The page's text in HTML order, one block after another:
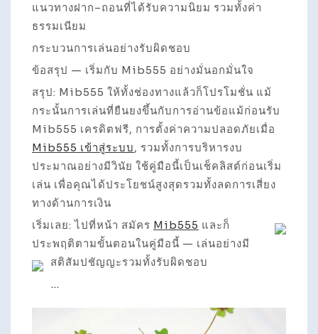
แนวทางฝาก–ถอนที่ได้รับความนิยม รวมทั้งค่า
ธรรมเนียม
กระบวนการเล่นอย่างรับผิดชอบ
ข้อสรุป — เริ่มกับ Mib555 อย่างมั่นอกมั่นใจ
สรุป: Mib555 ให้ทั้งช่องทางแล้วก็โปรโมชั่น แม้
กระนั้นการเล่นที่ยืนยงขึ้นกับการอ่านข้อแม้ก่อนรับ
Mib555 เครดิตฟรี, การตั้งค่าความปลอดภัยเมื่อ
Mib555 เข้าสู่ระบบ, รวมทั้งการบริหารงบ
ประมาณอย่างมีวินัย ใช้คู่มือนี้เป็นเช็คลิสต์ก่อนเริ่ม
เล่น เพื่อคุณได้ประโยชน์สูงสุดรวมทั้งลดการเสี่ยง
ทางด้านการเงิน
เริ่มเลย: ไปที่หน้า สมัคร Mib555 และก็
ประพฤติตามขั้นตอนในคู่มือนี้ — เล่นอย่างมี
สติสัมปชัญญะรวมทั้งรับผิดชอบ
…